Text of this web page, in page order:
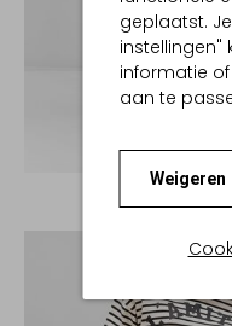
geplaatst.
instellingen"
informatie
aan te
Weigeren
Ontdek de